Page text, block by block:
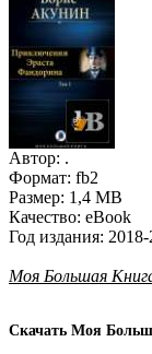
Автор: .
Формат: fb2
Размер: 1,4 MB
Качество: eBook
Год издания:
Моя Большая
Скачать Моя